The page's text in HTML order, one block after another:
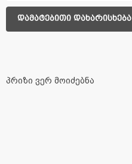
დამატებითი დახარისხება
პრიზი ვერ მოიძებნა